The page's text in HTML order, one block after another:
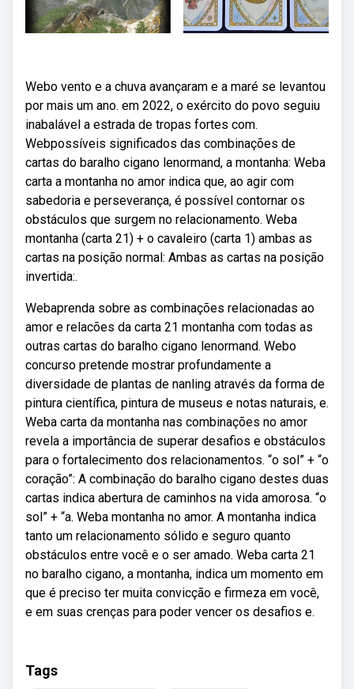
Webo vento e a chuva avançaram e a maré se levantou
por mais um ano. em 2022, o exército do povo seguiu
inabalável a estrada de tropas fortes com.
Webpossíveis significados das combinações de
cartas do baralho cigano lenormand, a montanha: Weba
carta a montanha no amor indica que, ao agir com
sabedoria e perseverança, é possível contornar os
obstáculos que surgem no relacionamento. Weba
montanha (carta 21) + o cavaleiro (carta 1) ambas as
cartas na posição normal: Ambas as cartas na posição
invertida:.
Webaprenda sobre as combinações relacionadas ao
amor e relacões da carta 21 montanha com todas as
outras cartas do baralho cigano lenormand. Webo
concurso pretende mostrar profundamente a
diversidade de plantas de nanling através da forma de
pintura científica, pintura de museus e notas naturais, e.
Weba carta da montanha nas combinações no amor
revela a importância de superar desafios e obstáculos
para o fortalecimento dos relacionamentos. “o sol” + “o
coração”: A combinação do baralho cigano destes duas
cartas indica abertura de caminhos na vida amorosa. “o
sol” + “a. Weba montanha no amor. A montanha indica
tanto um relacionamento sólido e seguro quanto
obstáculos entre você e o ser amado. Weba carta 21
no baralho cigano, a montanha, indica um momento em
que é preciso ter muita convicção e firmeza em você,
e em suas crenças para poder vencer os desafios e.
Tags